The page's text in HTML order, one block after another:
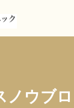
ノウブ